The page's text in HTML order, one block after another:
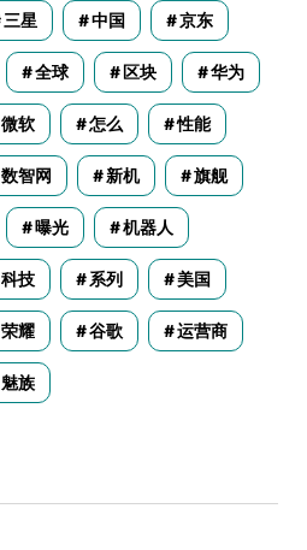
三星 中国 京东
全球 区块 华为
微软 怎么 性能
数智网 新机 旗舰
曝光 机器人
科技 系列 美国
荣耀 谷歌 运营商
魅族